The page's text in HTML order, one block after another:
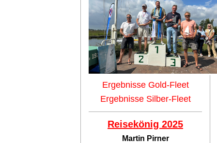
Ergebnisse Gold-Fleet
Ergebnisse Silber-Fleet
Reisekönig 2025
Martin Pirner